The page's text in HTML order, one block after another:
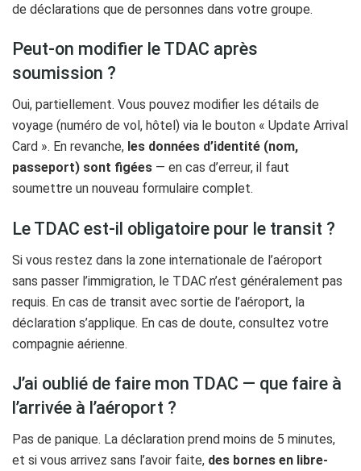
de déclarations que de personnes dans votre groupe.
Peut-on modifier le TDAC après
soumission ?
Oui, partiellement. Vous pouvez modifier les détails de
voyage (numéro de vol, hôtel) via le bouton « Update Arrival
Card ». En revanche, les données d’identité (nom,
passeport) sont figées — en cas d’erreur, il faut
soumettre un nouveau formulaire complet.
Le TDAC est-il obligatoire pour le transit ?
Si vous restez dans la zone internationale de l’aéroport
sans passer l’immigration, le TDAC n’est généralement pas
requis. En cas de transit avec sortie de l’aéroport, la
déclaration s’applique. En cas de doute, consultez votre
compagnie aérienne.
J’ai oublié de faire mon TDAC — que faire à
l’arrivée à l’aéroport ?
Pas de panique. La déclaration prend moins de 5 minutes,
et si vous arrivez sans l’avoir faite, des bornes en libre-